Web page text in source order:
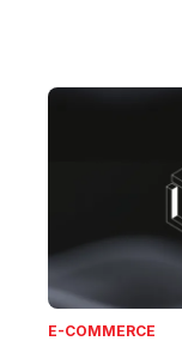
E-COMMERCE